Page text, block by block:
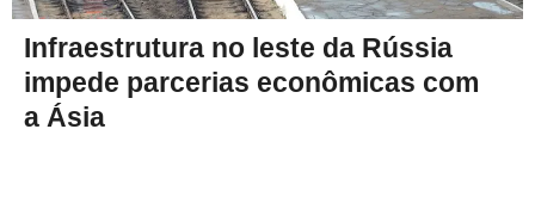
Infraestrutura no leste da Rússia
impede parcerias econômicas com
a Ásia